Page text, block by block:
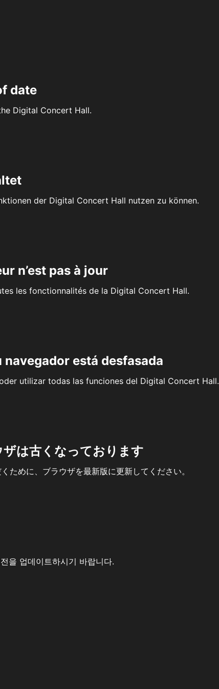
date
Digital Concert Hall.
der Digital Concert Hall nutzen zu können.
n’est pas à jour
les fonctionnalités de la Digital Concert Hall.
está desfasada
utilizar todas las funciones del Digital Concert Hall.
は古くなっております
ために、ブラウザを最新版に更新してください。
을 업데이트하시기 바랍니다.